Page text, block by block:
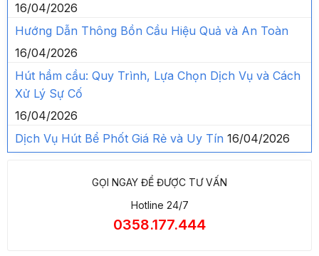
16/04/2026
Hướng Dẫn Thông Bồn Cầu Hiệu Quả và An Toàn
16/04/2026
Hút hầm cầu: Quy Trình, Lựa Chọn Dịch Vụ và Cách
Xử Lý Sự Cố
16/04/2026
Dịch Vụ Hút Bể Phốt Giá Rẻ và Uy Tín 16/04/2026
GỌI NGAY ĐỂ ĐƯỢC TƯ VẤN
Hotline 24/7
0358.177.444